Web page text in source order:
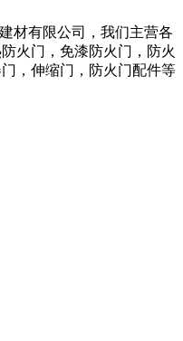
材有限公司，我们主营各
火门，免漆防火门，防火
，伸缩门，防火门配件等